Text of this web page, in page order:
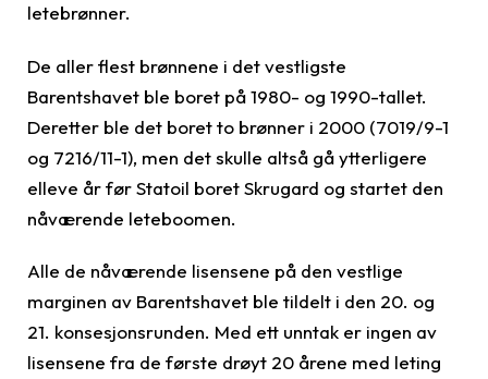
letebrønner.
De aller flest brønnene i det vestligste
Barentshavet ble boret på 1980- og 1990-tallet.
Deretter ble det boret to brønner i 2000 (7019/9-1
og 7216/11-1), men det skulle altså gå ytterligere
elleve år før Statoil boret Skrugard og startet den
nåværende leteboomen.
Alle de nåværende lisensene på den vestlige
marginen av Barentshavet ble tildelt i den 20. og
21. konsesjonsrunden. Med ett unntak er ingen av
lisensene fra de første drøyt 20 årene med leting